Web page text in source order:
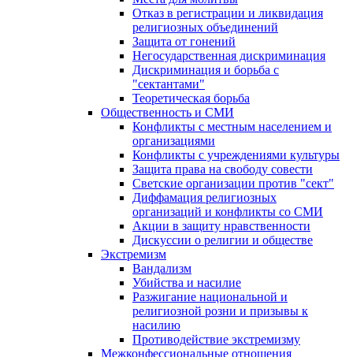
Отказ в регистрации и ликвидация
религиозных объединений
Защита от гонений
Негосударственная дискриминация
Дискриминация и борьба с
"сектантами"
Теоретическая борьба
Общественность и СМИ
Конфликты с местным населением и
организациями
Конфликты с учреждениями культуры
Защита права на свободу совести
Светские организации против "сект"
Диффамация религиозных
организаций и конфликты со СМИ
Акции в защиту нравственности
Дискуссии о религии и обществе
Экстремизм
Вандализм
Убийства и насилие
Разжигание национальной и
религиозной розни и призывы к
насилию
Противодействие экстремизму
Межконфессиональные отношения